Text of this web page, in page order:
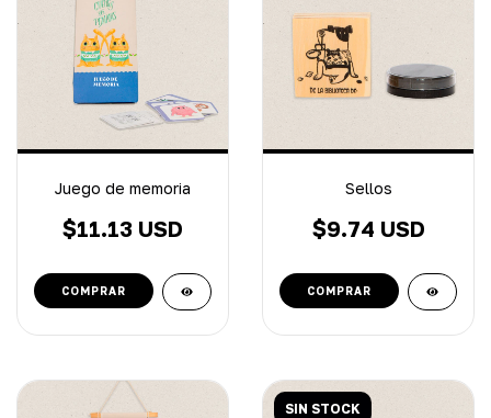
Juego de memoria
$11.13 USD
Sellos
$9.74 USD
SIN STOCK